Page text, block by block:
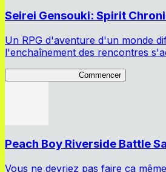
Seirei Gensouki: Spirit
Un RPG d'aventure d'un monde
l'enchaînement des rencontres
Commencer
Peach Boy Riverside Battle
Vous ne devriez pas faire ça